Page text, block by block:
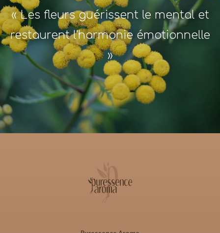
« Les fleurs guérissent le mental et
restaurent l'harmonie émotionnelle
»